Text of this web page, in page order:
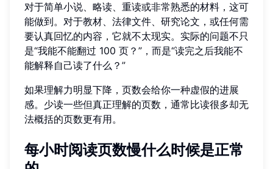
对于简单小说、略读、重读或非常熟悉的材料，这可
能做到。对于教材、法律文件、研究论文，或任何需
要认真回忆的内容，它就不太现实。实际的问题不只
是“我能不能翻过 100 页？”，而是“读完之后我能不
能解释自己读了什么？”
如果理解力明显下降，页数会给你一种虚假的进展
感。少读一些但真正理解的页数，通常比读很多却无
法概括的页数更有用。
每小时阅读页数慢什么时候是正常